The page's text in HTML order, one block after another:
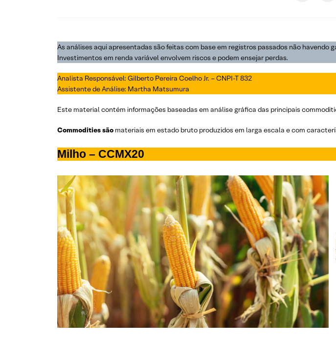
As análises aqui apresentadas são feitas com base em registros passados não havendo
Investimentos em renda variável envolvem riscos e podem ensejar perdas.
Analista Responsável: Gilberto Pereira Coelho Jr. – CNPI-T 832
Assistente de Análise: Martha Matsumura
Este material contém informações baseadas em análise gráfica das principais
Commodities são materiais em estado bruto produzidos em larga escala e com
Milho – CCMX20